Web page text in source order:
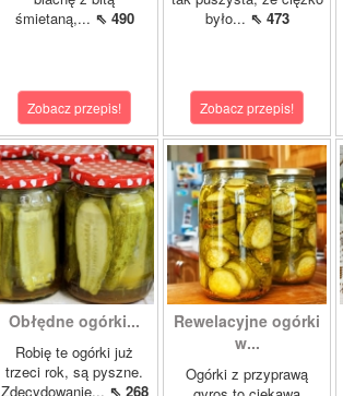
śmietaną,... ⇖ 490
Zobacz przepis!
było... ⇖ 473
Zobacz przepis!
Obłędne ogórki...
Robię te ogórki już
trzeci rok, są pyszne.
Zdecydowanie... ⇖ 268
Rewelacyjne ogórki
w...
Ogórki z przyprawą